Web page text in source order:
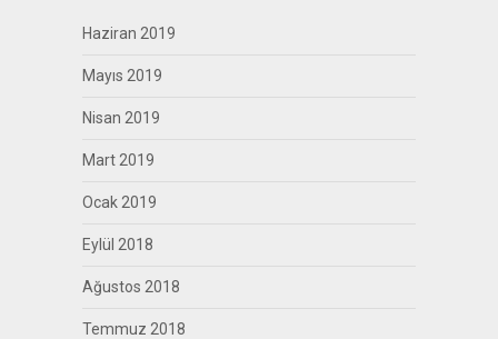
Haziran 2019
Mayıs 2019
Nisan 2019
Mart 2019
Ocak 2019
Eylül 2018
Ağustos 2018
Temmuz 2018